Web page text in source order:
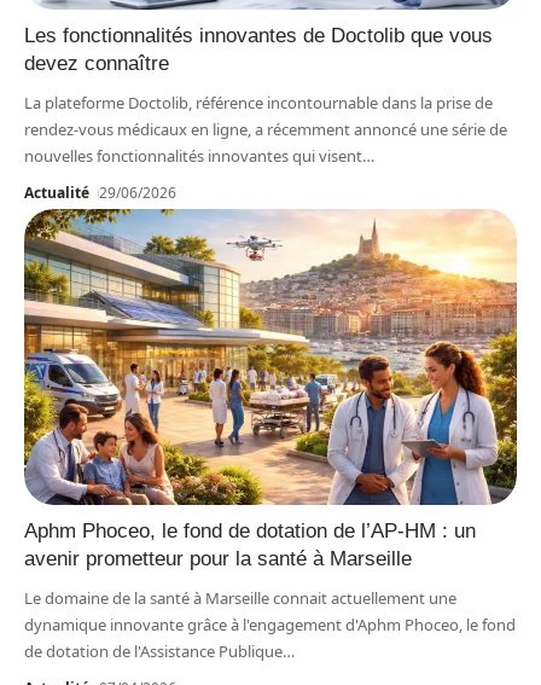
Les fonctionnalités innovantes de Doctolib que vous
devez connaître
La plateforme Doctolib, référence incontournable dans la prise de
rendez-vous médicaux en ligne, a récemment annoncé une série de
nouvelles fonctionnalités innovantes qui visent…
Actualité 29/06/2026
Aphm Phoceo, le fond de dotation de l’AP-HM : un
avenir prometteur pour la santé à Marseille
Le domaine de la santé à Marseille connait actuellement une
dynamique innovante grâce à l'engagement d'Aphm Phoceo, le fond
de dotation de l'Assistance Publique…